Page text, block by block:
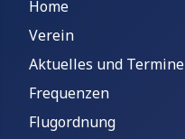
Home
Verein
Aktuelles und Termine
Frequenzen
Flugordnung